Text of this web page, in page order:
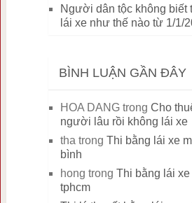
Người dân tộc không biết
lái xe như thế nào từ 1/1/
BÌNH LUẬN GẦN ĐÂY
HOA DANGtrong Cho
người lâu rồi không lái xe
tha trong Thi bằng lái xe
bình
hong trong Thi bằng lái
tphcm